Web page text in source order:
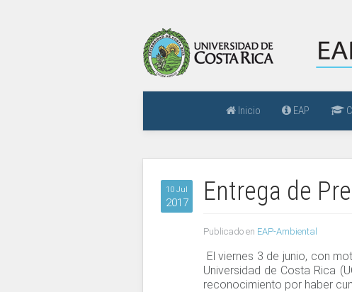
Inicio EAP
10 Jul
2017 Entrega de
Publicado en EAP-Ambiental
El viernes 3 de junio, con
Universidad de Costa Rica
reconocimiento por haber